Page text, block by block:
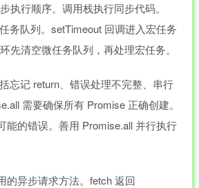
执行顺序。调用栈执行同步代码。
务队列。setTimeout 回调进入宏任务
先清空微任务队列，再处理宏任务。
忘记 return、错误处理不完整、串行
需要确保所有 Promise 正确创建。
能的错误。善用 Promise.all 并行执行
的异步请求方法。fetch 返回